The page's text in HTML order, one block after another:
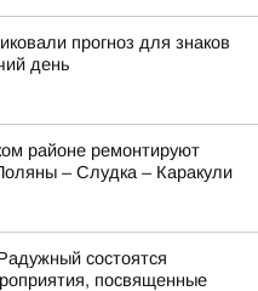
прогноз для знаков
день
районе ремонтируют
– Слудка – Каракули
состоятся
посвященные